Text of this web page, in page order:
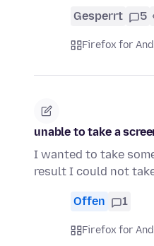
Gesperrt 5
Firefox for
unable to take a
I wanted to take
result I could not
Offen 1
Firefox for